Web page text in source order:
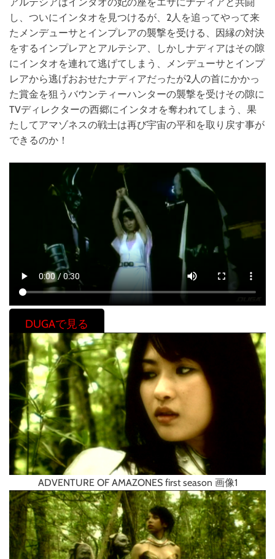
し、ついにインタオを見つけるが、2人を追ってやって来
たメンデューサとインプレアの襲撃を受ける、因縁の対決
をするインプレアとアルテシア、しかしナディアはその隙
にインタオを連れて逃げてしまう、メンデューサとインプ
レアから逃げおおせたナディアだったが2人の首にかかっ
た賞金を狙うバウンティーハンターの襲撃を受けその隙に
TVディレクターの西郷にインタオを奪われてしまう、果
たしてアマゾネスの戦士は再び宇宙の平和を取り戻す事が
できるのか！
DUGAで見る
ADVENTURE OF AMAZONES first season 画像1